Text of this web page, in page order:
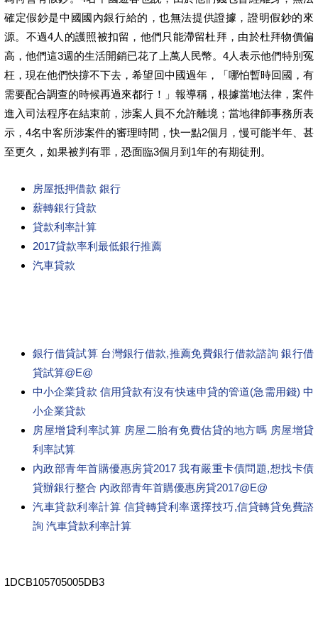
確定假鈔是中國國內銀行給的，也無法提供證據，證明假鈔的來
源。不過4人的護照被扣留，他們只能滯留杜拜，由於杜拜物價偏
高，他們這3週的生活開銷已花了上萬人民幣。4人表示他們特別冤
枉，現在他們快撐不下去，希望回中國過年，「哪怕暫時回國，有
需要配合調查的時候再過來都行！」報導稱，根據當地法律，案件
進入司法程序在結束前，涉案人員不允許離境；當地律師事務所表
示，4名中客所涉案件的審理時間，快一點2個月，慢可能半年、甚
至更久，如果被判有罪，恐面臨3個月到1年的有期徒刑。
房屋抵押借款 銀行
薪轉銀行貸款
貸款利率計算
2017貸款率利最低銀行推薦
汽車貸款
銀行借貸試算 台灣銀行借款,推薦免費銀行借款諮詢 銀行借
貸試算@E@
中小企業貸款 信用貸款有沒有快速申貸的管道(急需用錢) 中
小企業貸款
房屋增貸利率試算 房屋二胎有免費估貸的地方嗎 房屋增貸
利率試算
內政部青年首購優惠房貸2017 我有嚴重卡債問題,想找卡債
貸辦銀行整合 內政部青年首購優惠房貸2017@E@
汽車貸款利率計算 信貸轉貸利率選擇技巧,信貸轉貸免費諮
詢 汽車貸款利率計算
1DCB105705005DB3